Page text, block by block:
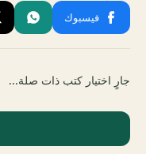
جارٍ اختيار كتب ذات صلة...